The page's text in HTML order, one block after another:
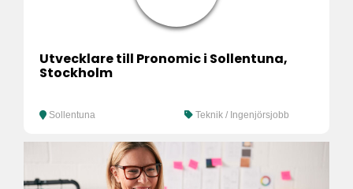
Utvecklare till Pronomic i Sollentuna,
Stockholm
Sollentuna Teknik / Ingenjörsjobb